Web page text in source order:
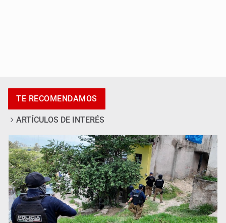
afirma Lazos de Amor
TE RECOMENDAMOS
ARTÍCULOS DE INTERÉS